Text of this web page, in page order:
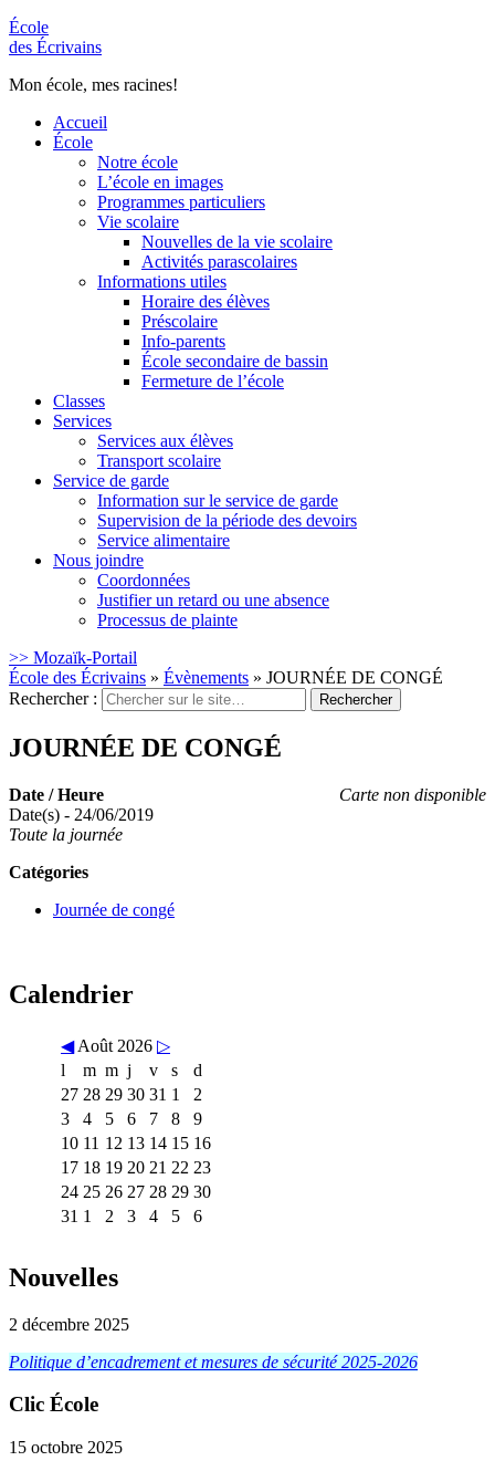
École
des Écrivains
Mon école, mes racines!
Accueil
École
Notre école
L’école en images
Programmes particuliers
Vie scolaire
Nouvelles de la vie scolaire
Activités parascolaires
Informations utiles
Horaire des élèves
Préscolaire
Info-parents
École secondaire de bassin
Fermeture de l’école
Classes
Services
Services aux élèves
Transport scolaire
Service de garde
Information sur le service de garde
Supervision de la période des devoirs
Service alimentaire
Nous joindre
Coordonnées
Justifier un retard ou une absence
Processus de plainte
>> Mozaïk-Portail
École des Écrivains » Évènements » JOURNÉE DE CONGÉ
Rechercher :
JOURNÉE DE CONGÉ
Carte non disponible
Date / Heure
Date(s) - 24/06/2019
Toute la journée
Catégories
Journée de congé
Calendrier
◀ Août 2026 ▷
l
m m j v s
d
27 28 29 30 31 1
2
3
4 5 6 7 8
9
10 11 12 13 14 15 16
17 18 19 20 21 22 23
24 25 26 27 28 29 30
31 1 2 3 4 5 6
Nouvelles
2 décembre 2025
Politique d’encadrement et mesures de sécurité 2025-2026
Clic École
15 octobre 2025